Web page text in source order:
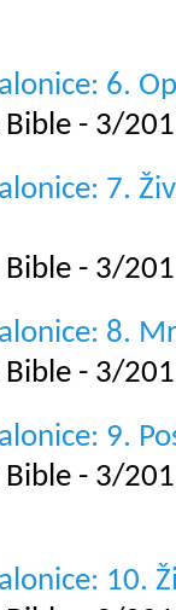
6.
- 3/
7.
- 3/
8.
- 3/
9.
- 3/
10.